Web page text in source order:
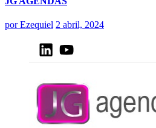
porEzequiel 2 abril, 2024